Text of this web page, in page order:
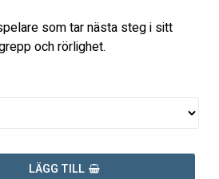
som tar nästa steg i sitt
och rörlighet.
LÄGG TILL